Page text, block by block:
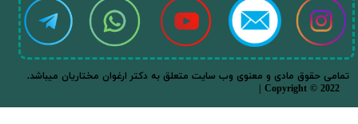
★★
.تمامی حقوق مادی و معنوی وب سایت متعلق به دکتر ارغوان مختاریان میباشد
| Copyright © 2022